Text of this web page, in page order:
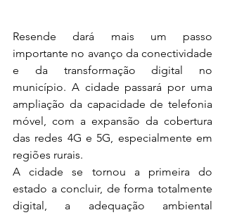
Resende dará mais um passo
importante no avanço da conectividade
e da transformação digital no
município. A cidade passará por uma
ampliação da capacidade de telefonia
móvel, com a expansão da cobertura
das redes 4G e 5G, especialmente em
regiões rurais.
A cidade se tornou a primeira do
estado a concluir, de forma totalmente
digital, a adequação ambiental